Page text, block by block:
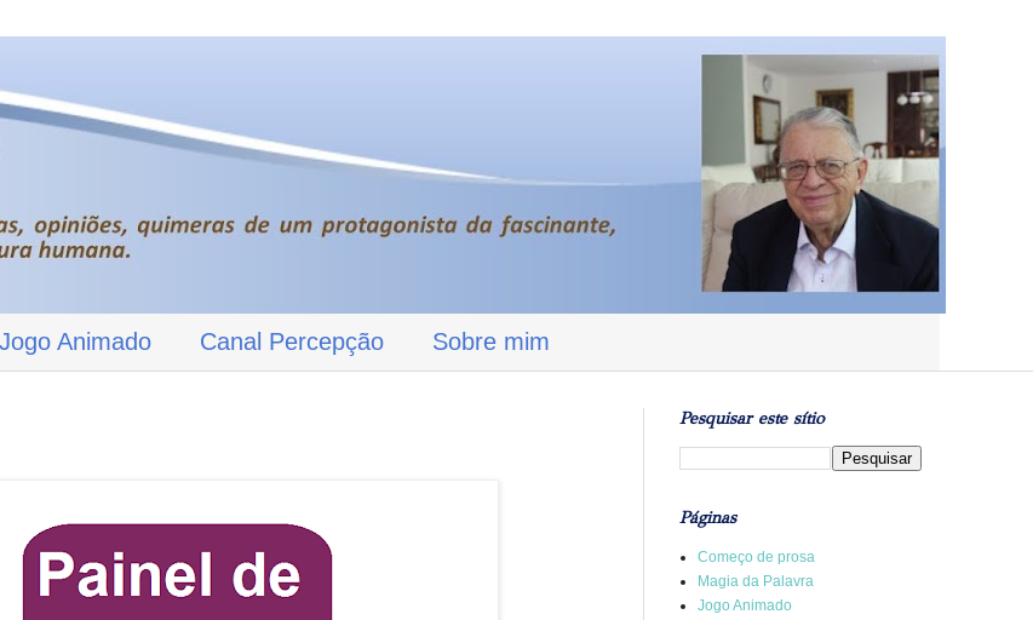
Jogo Animado Canal Percepção Sobre mim
Pesquisar este sítio
Páginas
Começo de prosa
Magia da Palavra
Jogo Animado